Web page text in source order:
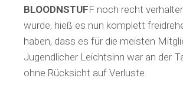
BLOODNSTUFF noch recht
wurde, hieß es nun komplett
haben, dass es für die meisten
Jugendlicher Leichtsinn war an der
ohne Rücksicht auf Verluste.